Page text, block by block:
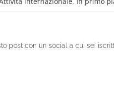
post con un social a cui sei